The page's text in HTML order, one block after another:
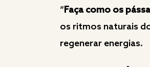
“Faça como os
os ritmos naturais
regenerar energias.